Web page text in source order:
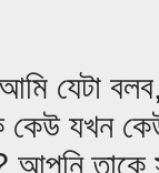
যেটা
যখন কেউ
আপনি তাকে